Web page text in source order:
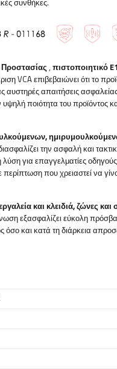
συνθήκες.
Προστασίας , πιστοποιητικό
VCA επιβεβαιώνει ότι το
αυστηρές απαιτήσεις
ποιότητα του προϊόντος
την ασφαλή και
για επαγγελματίες
που χρειαστεί να
και κλειδιά, ζώνες
εξασφαλίζει εύκολη
όσο και κατά τη διάρκεια